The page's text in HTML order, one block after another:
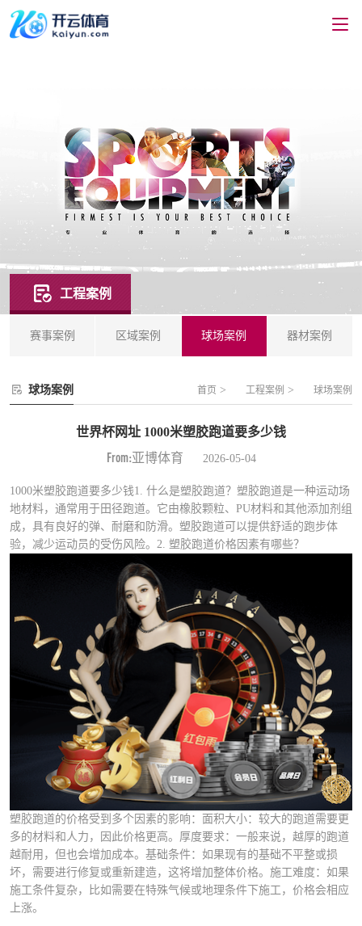
工程案例
赛事案例 区域案例 球场案例 器材案例
球场案例 首页 > 工程案例 > 球场案例
世界杯网址 1000米塑胶跑道要多少钱
From:亚博体育 2026-05-04
1000米塑胶跑道要多少钱1. 什么是塑胶跑道？塑胶跑道是一种运动场
地材料，通常用于田径跑道。它由橡胶颗粒、PU材料和其他添加剂组
成，具有良好的弹、耐磨和防滑。塑胶跑道可以提供舒适的跑步体
验，减少运动员的受伤风险。2. 塑胶跑道价格因素有哪些？
塑胶跑道的价格受到多个因素的影响：面积大小：较大的跑道需要更
多的材料和人力，因此价格更高。厚度要求：一般来说，越厚的跑道
越耐用，但也会增加成本。基础条件：如果现有的基础不平整或损
坏，需要进行修复或重新建造，这将增加整体价格。施工难度：如果
施工条件复杂，比如需要在特殊气候或地理条件下施工，价格会相应
上涨。